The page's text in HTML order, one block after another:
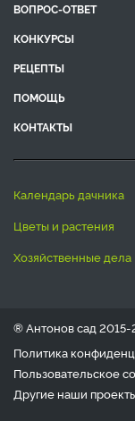
ВОПРОС-ОТВЕТ
КОНКУРСЫ
РЕЦЕПТЫ
ПОМОЩЬ
КОНТАКТЫ
календарь дачника
цветы и растения
хозяйственные дела
® Антонов сад
Политика
Пользовательское
Другие наши